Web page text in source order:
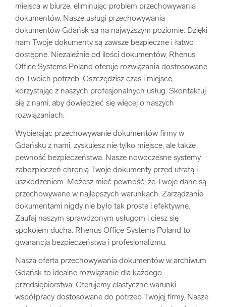
miejsca w biurze, eliminując problem przechowywania
dokumentów. Nasze usługi przechowywania
dokumentów Gdańsk są na najwyższym poziomie. Dzięki
nam Twoje dokumenty są zawsze bezpieczne i łatwo
dostępne. Niezależnie od ilości dokumentów, Rhenus
Office Systems Poland oferuje rozwiązania dostosowane
do Twoich potrzeb. Oszczędzisz czas i miejsce,
korzystając z naszych profesjonalnych usług. Skontaktuj
się z nami, aby dowiedzieć się więcej o naszych
rozwiązaniach.
Wybierając przechowywanie dokumentów firmy w
Gdańsku z nami, zyskujesz nie tylko miejsce, ale także
pewność bezpieczeństwa. Nasze nowoczesne systemy
zabezpieczeń chronią Twoje dokumenty przed utratą i
uszkodzeniem. Możesz mieć pewność, że Twoje dane są
przechowywane w najlepszych warunkach. Zarządzanie
dokumentami nigdy nie było tak proste i efektywne.
Zaufaj naszym sprawdzonym usługom i ciesz się
spokojem ducha. Rhenus Office Systems Poland to
gwarancja bezpieczeństwa i profesjonalizmu.
Nasza oferta przechowywania dokumentów w archiwum
Gdańsk to idealne rozwiązanie dla każdego
przedsiębiorstwa. Oferujemy elastyczne warunki
współpracy dostosowane do potrzeb Twojej firmy. Nasze